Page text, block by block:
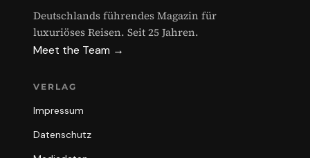
Deutschlands führendes Magazin für
luxuriöses Reisen. Seit 25 Jahren.
Meet the Team →
VERLAG
Impressum
Datenschutz